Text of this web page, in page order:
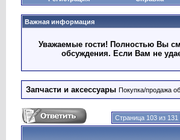
Важная информация
Уважаемые гости! Полностью Вы
обсуждения. Если Вам не
Запчасти и аксессуары Покупка/продажа
Страница 103 из 131